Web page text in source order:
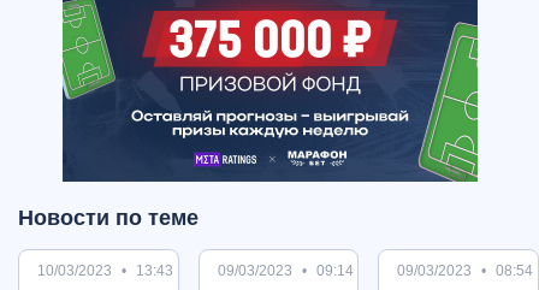
Новости по теме
10/03/2023 13:43 09/03/2023 09:14 09/03/2023 08:54